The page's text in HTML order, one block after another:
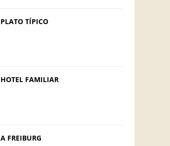
PLATO TÍPICO
HOTEL FAMILIAR
A FREIBURG